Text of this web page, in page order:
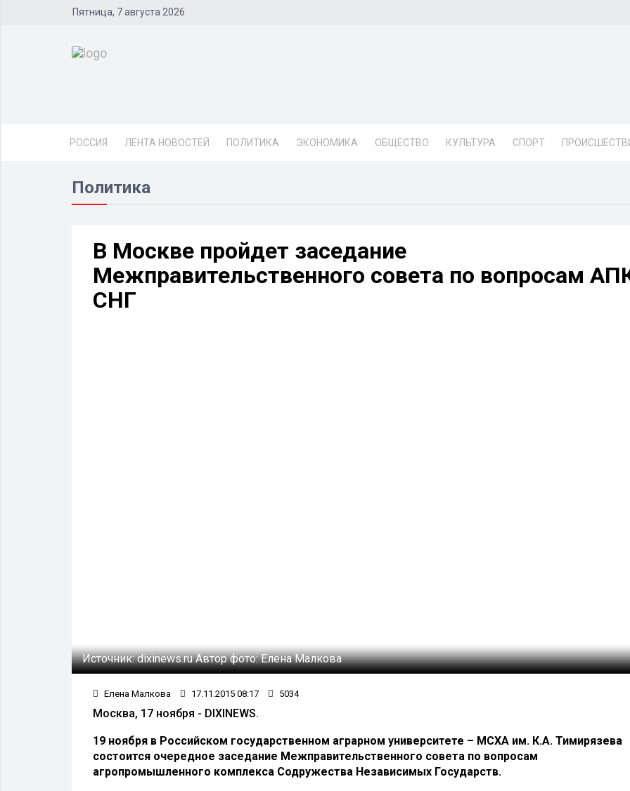
Пятница, 7 августа 2026
РОССИЯ ЛЕНТА НОВОСТЕЙ ПОЛИТИКА ЭКОНОМИКА ОБЩЕСТВО КУЛЬТУРА СПОРТ
Политика
В Москве пройдет заседание
Межправительственного совета по вопросам
СНГ
Источник:dixinews.ruАвтор фото:Елена Малкова
Елена Малкова 17.11.2015 08:17 5034
Москва, 17 ноября - DIXINEWS.
19 ноября в Российском государственном аграрном университете – МСХА им. К.А. Тимирязева
состоится очередное заседание Межправительственного совета по вопросам
агропромышленного комплекса Содружества Независимых Государств.